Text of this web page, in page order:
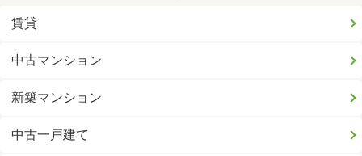
賃貸
中古マンション
新築マンション
中古一戸建て